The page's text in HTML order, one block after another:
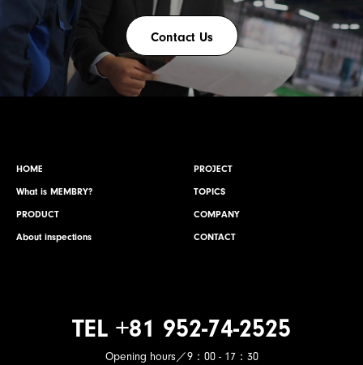
Contact Us
HOME
What is MEMBRY?
PRODUCT
About inspections
PROJECT
TOPICS
COMPANY
CONTACT
TEL +81 952-74-2525
Opening hours／9：00 - 17：30